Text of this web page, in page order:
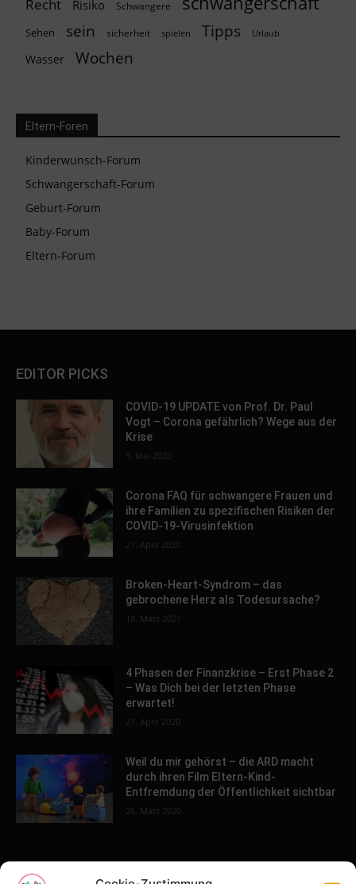
Recht Risiko Schwangere
Sehen sein sicherheit spielen Tipps Urlaub
Wasser Wochen
Eltern-Foren
Kinderwunsch-Forum
Schwangerschaft-Forum
Geburt-Forum
Baby-Forum
Eltern-Forum
EDITOR PICKS
COVID-19 UPDATE von Prof. Dr. Paul
Vogt – Corona gefährlich? Wege aus der
Krise
5. Mai 2020
Corona FAQ für schwangere Frauen und
ihre Familien zu spezifischen Risiken der
COVID-19-Virusinfektion
21. April 2020
Broken-Heart-Syndrom – das
gebrochene Herz als Todesursache?
18. März 2021
4 Phasen der Finanzkrise – Erst Phase 2
– Was Dich bei der letzten Phase
erwartet!
21. April 2020
Weil du mir gehörst – die ARD macht
durch ihren Film Eltern-Kind-
Entfremdung der Öffentlichkeit sichtbar
26. März 2020
POPULAR POSTS